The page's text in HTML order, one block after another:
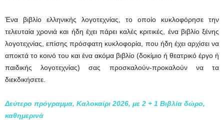
Ένα βιβλίο ελληνικής λογοτεχνίας, το οποίο κυκλοφόρησε την
τελευταία χρονιά και ήδη έχει πάρει καλές κριτικές, ένα βιβλίο ξένης
λογοτεχνίας, επίσης πρόσφατη κυκλοφορία, που ήδη έχει αρχίσει να
αποκτά το κοινό του και ένα ακόμα βιβλίο (δοκίμιο ή θεατρικό έργο ή
παιδικής λογοτεχνίας) σας προσκαλούν-προκαλούν να τα
διεκδικήσετε.
Δεύτερο πρόγραμμα, Καλοκαίρι 2026, με 2 + 1 Βιβλία δώρο,
καθημερινά